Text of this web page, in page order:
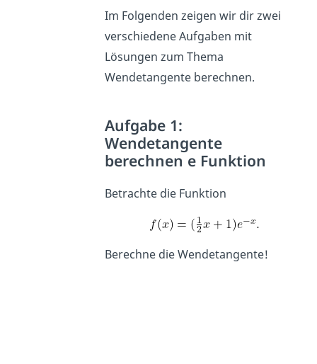
Im Folgenden zeigen wir dir zwei
verschiedene Aufgaben mit
Lösungen zum Thema
Wendetangente berechnen.
Aufgabe 1:
Wendetangente
berechnen e Funktion
Betrachte die Funktion
Berechne die Wendetangente!